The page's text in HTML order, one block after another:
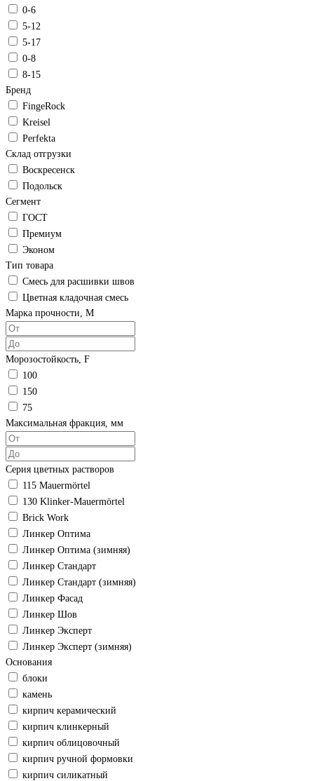
0-6
5-12
5-17
0-8
8-15
Бренд
FingeRock
Kreisel
Perfekta
Склад отгрузки
Воскресенск
Подольск
Сегмент
ГОСТ
Премиум
Эконом
Тип товара
Смесь для расшивки швов
Цветная кладочная смесь
Марка прочности, М
Морозостойкость, F
100
150
75
Максимальная фракция, мм
Серия цветных растворов
115 Mauermörtel
130 Klinker-Mauermörtel
Brick Work
Линкер Оптима
Линкер Оптима (зимняя)
Линкер Стандарт
Линкер Стандарт (зимняя)
Линкер Фасад
Линкер Шов
Линкер Эксперт
Линкер Эксперт (зимняя)
Основания
блоки
камень
кирпич керамический
кирпич клинкерный
кирпич облицовочный
кирпич ручной формовки
кирпич силикатный